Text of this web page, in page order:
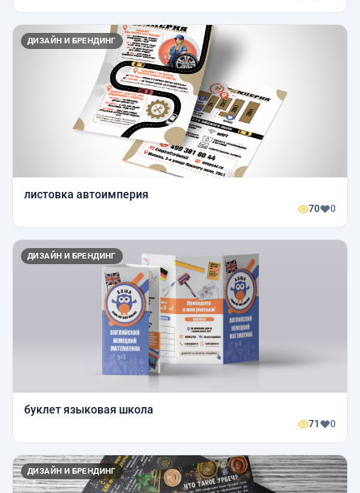
ДИЗАЙН И БРЕНДИНГ
листовка автоимперия
70 0
ДИЗАЙН И БРЕНДИНГ
буклет языковая школа
71 0
ДИЗАЙН И БРЕНДИНГ